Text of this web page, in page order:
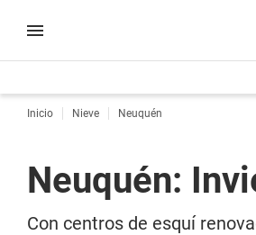
Inicio Nieve Neuquén
Neuquén:
Con centros de esquí